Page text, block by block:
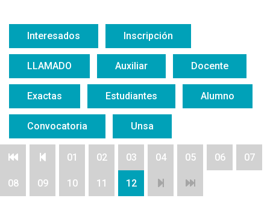
Interesados Inscripción
LLAMADO Auxiliar Docente
Exactas Estudiantes Alumno
Convocatoria Unsa
01 02 03 04 05 06 07
08 09 10 11 12